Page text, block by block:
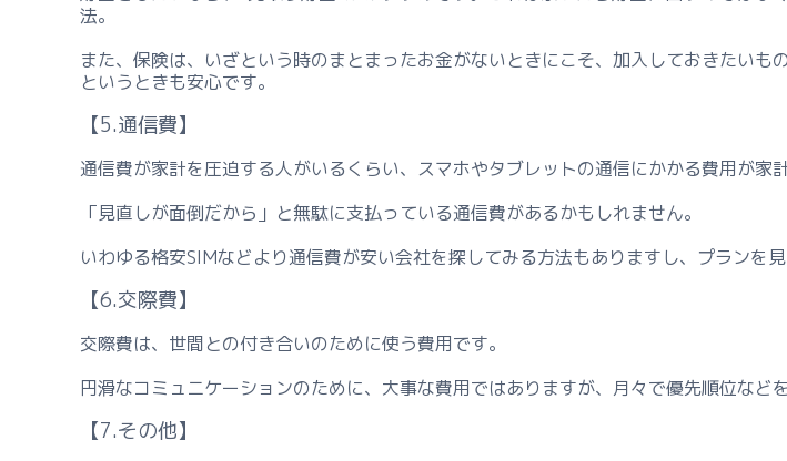
法。
また、保険は、いざという時のまとまったお金がないときにこそ、加入しておきたい
というときも安心です。
【5.通信費】
通信費が家計を圧迫する人がいるくらい、スマホやタブレットの通信にかかる費用が家
「見直しが面倒だから」と無駄に支払っている通信費があるかもしれません。
いわゆる格安SIMなどより通信費が安い会社を探してみる方法もありますし、プランを
【6.交際費】
交際費は、世間との付き合いのために使う費用です。
円滑なコミュニケーションのために、大事な費用ではありますが、月々で優先順位など
【7.その他】